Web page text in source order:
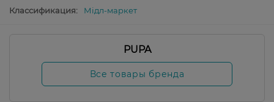
Классификация:
Мідл-маркет
PUPA
Все товары бренда